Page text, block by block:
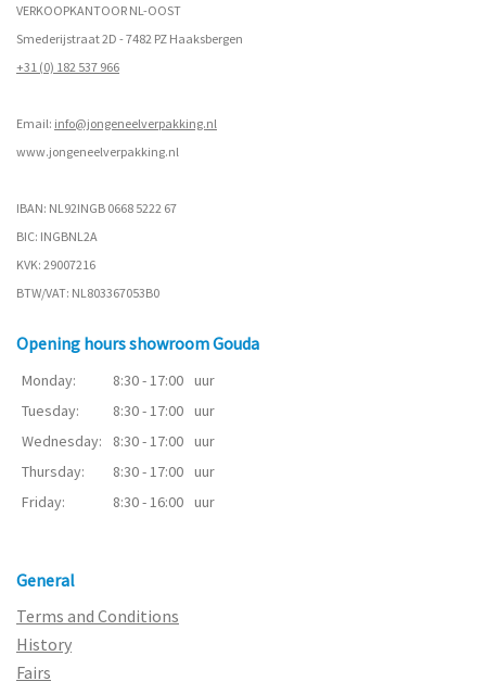
VERKOOPKANTOOR NL-OOST
Smederijstraat 2D - 7482 PZ Haaksbergen
+31 (0) 182 537 966
Email: info@jongeneelverpakking.nl
www.jongeneelverpakking.nl
IBAN: NL92INGB 0668 5222 67
BIC: INGBNL2A
KVK: 29007216
BTW/VAT: NL803367053B0
Opening hours showroom Gouda
Monday: 8:30 - 17:00 uur
Tuesday:
8:30 - 17:00 uur
Wednesday:
8:30 - 17:00 uur
Thursday:
8:30 - 17:00 uur
Friday:
8:30 - 16:00 uur
General
Terms and Conditions
History
Fairs